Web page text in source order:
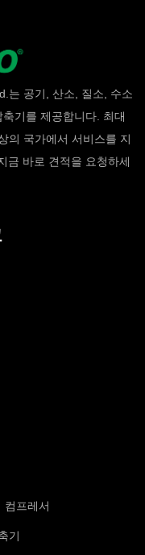
는 공기, 산소, 질소, 수소
기를 제공합니다. 최대
의 국가에서 서비스를 지
금 바로 견적을 요청하세
컴프레서
기